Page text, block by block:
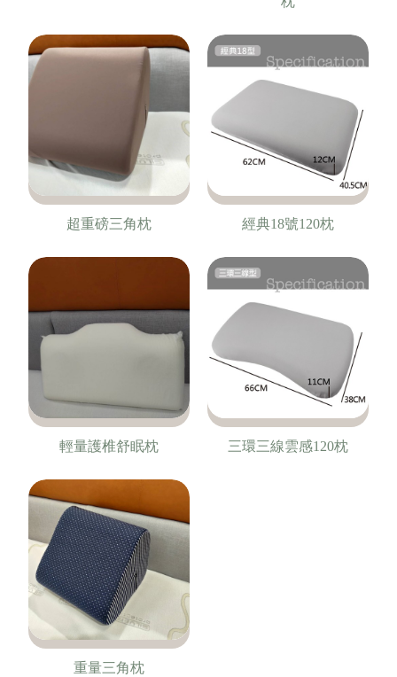
超重磅三角枕 經典18號120枕
輕量護椎舒眠枕 三環三線雲感120枕
重量三角枕